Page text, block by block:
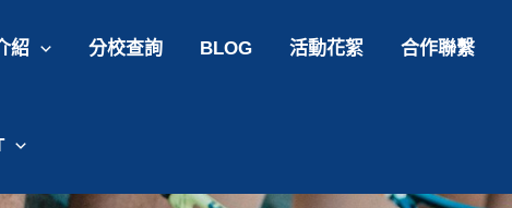
紹 分校查詢 BLOG 活動花絮 合作聯繫